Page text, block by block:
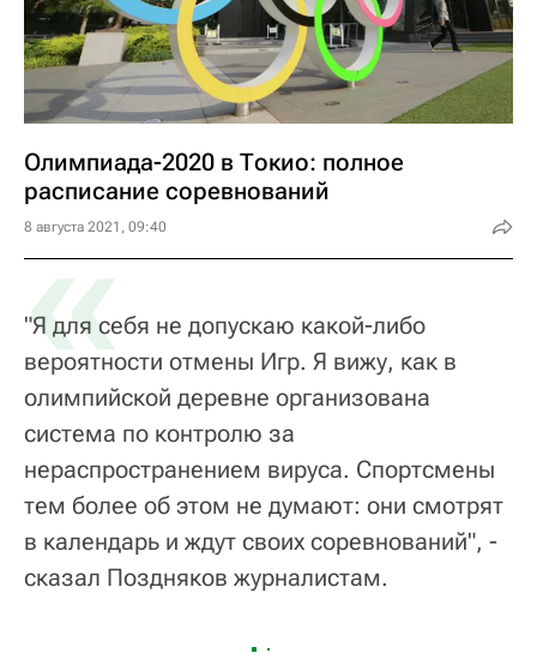
Олимпиада-2020 в Токио: полное
расписание соревнований
8 августа 2021, 09:40
«
"Я для себя не допускаю какой-либо
вероятности отмены Игр. Я вижу, как в
олимпийской деревне организована
система по контролю за
нераспространением вируса. Спортсмены
тем более об этом не думают: они смотрят
в календарь и ждут своих соревнований", -
сказал Поздняков журналистам.